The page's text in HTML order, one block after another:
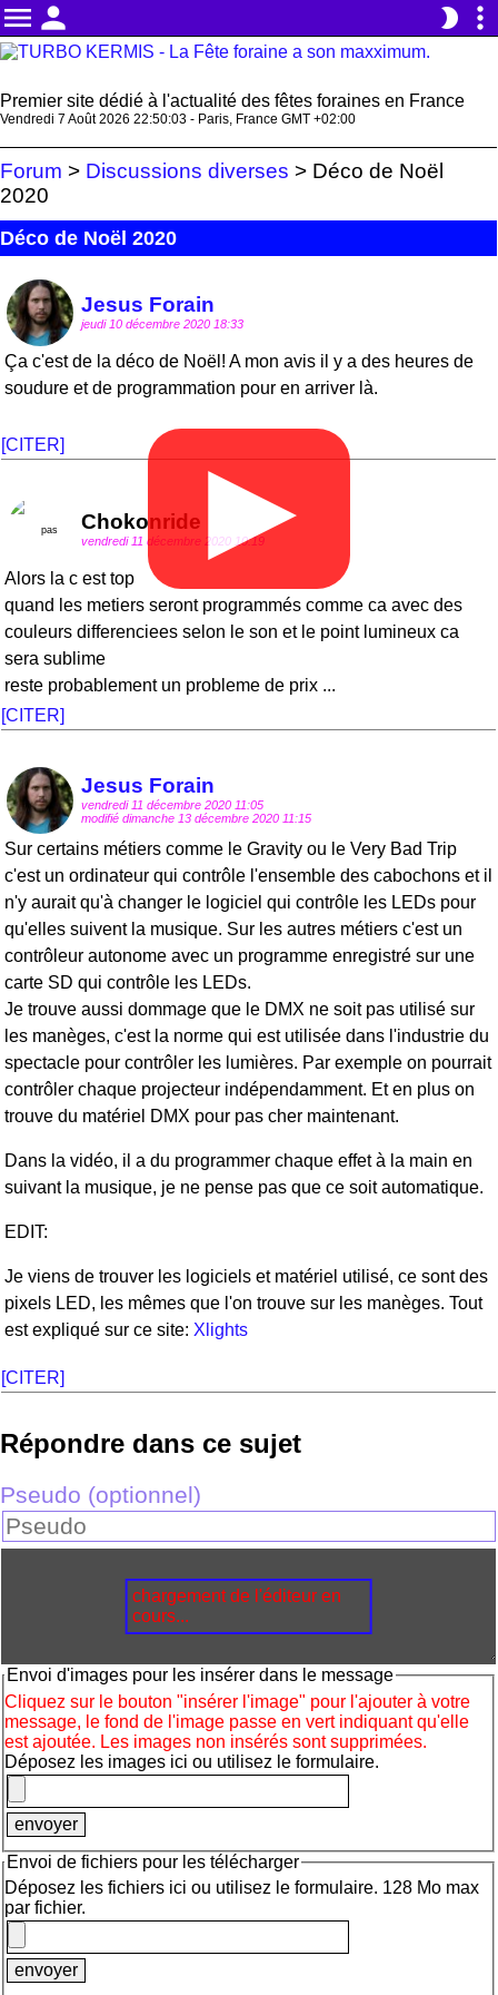
menu person brightness_2 more_vert
Premier site dédié à l'actualité des fêtes foraines en France
Vendredi 7 Août 2026 22:50:03 - Paris, France GMT +02:00
Forum > Discussions diverses > Déco de Noël
2020
Déco de Noël 2020
Jesus Forain
jeudi 10 décembre 2020 18:33
Ça c'est de la déco de Noël! A mon avis il y a des heures de
soudure et de programmation pour en arriver là.
▶
[CITER]
Chokonride
vendredi 11 décembre 2020 10:19
Alors la c est top
quand les metiers seront programmés comme ca avec des
couleurs differenciees selon le son et le point lumineux ca
sera sublime
reste probablement un probleme de prix ...
[CITER]
Jesus Forain
vendredi 11 décembre 2020 11:05
modifié dimanche 13 décembre 2020 11:15
Sur certains métiers comme le Gravity ou le Very Bad Trip
c'est un ordinateur qui contrôle l'ensemble des cabochons et il
n'y aurait qu'à changer le logiciel qui contrôle les LEDs pour
qu'elles suivent la musique. Sur les autres métiers c'est un
contrôleur autonome avec un programme enregistré sur une
carte SD qui contrôle les LEDs.
Je trouve aussi dommage que le DMX ne soit pas utilisé sur
les manèges, c'est la norme qui est utilisée dans l'industrie du
spectacle pour contrôler les lumières. Par exemple on pourrait
contrôler chaque projecteur indépendamment. Et en plus on
trouve du matériel DMX pour pas cher maintenant.
Dans la vidéo, il a du programmer chaque effet à la main en
suivant la musique, je ne pense pas que ce soit automatique.
EDIT:
Je viens de trouver les logiciels et matériel utilisé, ce sont des
pixels LED, les mêmes que l'on trouve sur les manèges. Tout
est expliqué sur ce site: Xlights
[CITER]
Répondre dans ce sujet
Pseudo (optionnel)
chargement de l'éditeur en
cours...
Envoi d'images pour les insérer dans le message
Cliquez sur le bouton "insérer l'image" pour l'ajouter à votre
message, le fond de l'image passe en vert indiquant qu'elle
est ajoutée. Les images non insérés sont supprimées.
Déposez les images ici ou utilisez le formulaire.
Envoi de fichiers pour les télécharger
Déposez les fichiers ici ou utilisez le formulaire. 128 Mo max
par fichier.